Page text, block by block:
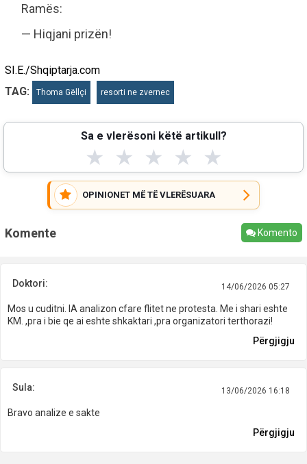
Ramës:
— Hiqjani prizën!
SI.E./Shqiptarja.com
TAG:
Thoma Gëllçi resorti ne zvernec
Sa e vlerësoni këtë artikull?
★ ★ ★ ★ ★
OPINIONET MË TË VLERËSUARA
Komente Komento
Doktori: 14/06/2026 05:27
Mos u cuditni. IA analizon cfare flitet ne protesta. Me i shari eshte
KM. ,pra i bie qe ai eshte shkaktari ,pra organizatori terthorazi!
Përgjigju
Sula: 13/06/2026 16:18
Bravo analize e sakte
Përgjigju